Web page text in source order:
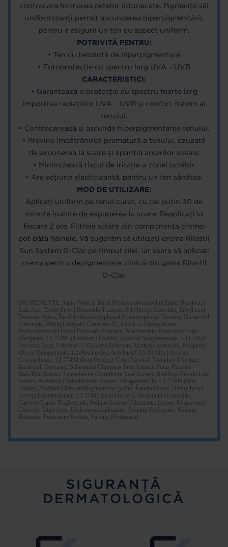
contracara formarea petelor întunecate. Pigmenții săi
uniformizanți permit ascunderea hiperpigmentării,
pentru a asigura un ten cu aspect uniform.
POTRIVITĂ PENTRU:
• Ten cu tendință de hiperpigmentare
• Fotoprotecție cu spectru larg UVA – UVB
CARACTERISTICI:
• Garantează o protecție cu spectru foarte larg
împotriva radiațiilor UVA – UVB și confort maxim al
tenului.
• Contracarează și ascunde hiperpigmentarea tenului.
• Previne îmbătrânirea prematură a tenului, cauzată
de expunerea la soare și apariția arsurilor solare.
• Minimizează riscul de iritație a zonei ochilor.
• Are acțiune elasticizantă, pentru un ten sănătos.
MOD DE UTILIZARE:
Aplicați uniform pe tenul curat, cu cel puțin 30 de
minute înainte de expunerea la soare. Reaplicați la
fiecare 2 ore. Filtrele solare din componența cremei
pot păta hainele. Vă sugerăm să utilizați crema Rilastil
Sun System D-Clar pe timpul zilei, iar seara să aplicați
crema pentru depigmentare zilnică din gama Rilastil
D-Clar.
INGREDIENTE: Aqua (Water), Butyl Methoxydibenzoylmethane, Butyloctyl
Salicylate, Diethylhexyl Butamido Triazone, Ethylhexyl Salicylate, Ethylhexyl
Triazone, Silica, Bis-Ethylhexyloxyphenol Methoxyphenyl Triazine, Dicaprylyl
Carbonate, Dibutyl Adipate, Ceteareth-25, Ceteth-2, Diethylamino
Hydroxybenzoyl Hexyl Benzoate, Glycerin, Niacinamide, Potassium Cetyl
Phosphate, CI 77891 (Titanium Dioxide), Isodecyl Neopentanoate, 3-O-Ethyl
Ascorbic Acid, Polyester-7, Glyceryl Behenate, Methylpropanediol, Neopentyl
Glycol Diheptanoate, 1,2-Hexanediol, Acrylates/C10-30 Alkyl Acrylate
Crosspolymer, CI 77492 (Iron Oxides), Cetyl Alcohol, Tocopheryl Acetate,
Bisabolol, Oryzanol, Schisandra Chinensis Fruit Extract, Pinus Pinaster
Bark/Bud Extract, Peucedanum Ostruthium Leaf Extract, Buddleja Davidii Leaf
Extract, Artemisia Umbelliformis Extract, Tetrapeptide-30, CI 77499 (Iron
Oxides), Sodium Dilauramidoglutamide Lysine, Xanthan Gum, Diethylhexyl
Syringylidenemalonate, CI 77491 (Iron Oxides), Aluminum Hydroxide,
Caprylic/Capric Triglyceride, Sodium Lauroyl Glutamate, Lysine, Magnesium
Chloride, Diglycerin, Hydroxyacetophenone, Sodium Hydroxide, Sodium
Benzoate, Potassium Sorbate, Parfum (Fragrance)
SIGURANȚĂ
DERMATOLOGICĂ